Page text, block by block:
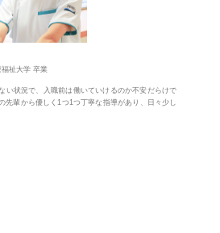
福祉大学 卒業
い状況で、入職前は働いていけるのか不安だらけで
先輩から優しく1つ1つ丁寧な指導があり、日々少し